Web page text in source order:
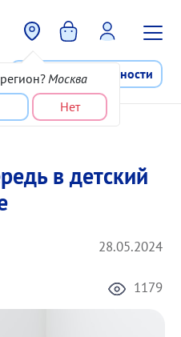
Москва
Нет
Программа лояльности
в детский
28.05.2024
1179